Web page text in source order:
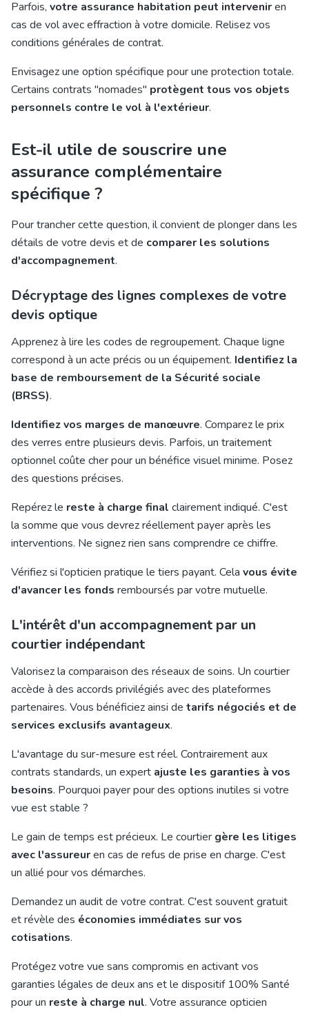
Parfois, votre assurance habitation peut interveniren
cas de vol avec effraction à votre domicile. Relisez vos
conditions générales de contrat.
Envisagez une option spécifique pour une protection totale.
Certains contrats "nomades" protègent tous vos objets
personnels contre le vol à l'extérieur.
Est-il utile de souscrire une
assurance complémentaire
spécifique ?
Pour trancher cette question, il convient de plonger dans les
détails de votre devis et de comparer les solutions
d'accompagnement.
Décryptage des lignes complexes de votre
devis optique
Apprenez à lire les codes de regroupement. Chaque ligne
correspond à un acte précis ou un équipement. Identifiez la
base de remboursement de la Sécurité sociale
(BRSS).
Identifiez vos marges de manœuvre. Comparez le prix
des verres entre plusieurs devis. Parfois, un traitement
optionnel coûte cher pour un bénéfice visuel minime. Posez
des questions précises.
Repérez le reste à charge final clairement indiqué. C'est
la somme que vous devrez réellement payer après les
interventions. Ne signez rien sans comprendre ce chiffre.
Vérifiez si l'opticien pratique le tiers payant. Cela vous évite
d'avancer les fonds remboursés par votre mutuelle.
L'intérêt d'un accompagnement par un
courtier indépendant
Valorisez la comparaison des réseaux de soins. Un courtier
accède à des accords privilégiés avec des plateformes
partenaires. Vous bénéficiez ainsi de tarifs négociés et de
services exclusifs avantageux.
L'avantage du sur-mesure est réel. Contrairement aux
contrats standards, un expert ajuste les garanties à vos
besoins. Pourquoi payer pour des options inutiles si votre
vue est stable ?
Le gain de temps est précieux. Le courtier gère les litiges
avec l'assureuren cas de refus de prise en charge. C'est
un allié pour vos démarches.
Demandez un audit de votre contrat. C'est souvent gratuit
et révèle des économies immédiates sur vos
cotisations.
Protégez votre vue sans compromis en activant vos
garanties légales de deux ans et le dispositif 100% Santé
pour un reste à charge nul. Votre assurance opticien